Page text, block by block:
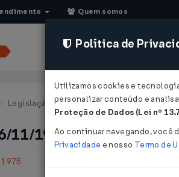
Quem somos
Legislação Federal
11/1975
Política de
Utilizamos cookies e
personalizar conteúdo e
Proteção de Dados (Lei nº
Ao continuar navegando, você
Privacidade e nosso Termo de